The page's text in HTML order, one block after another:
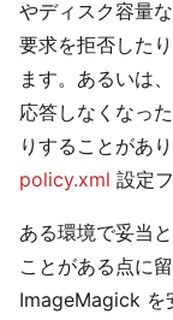
やディスク容量
要求を拒否した
ます。あるいは
応答しなくなっ
りすることがあ
policy.xml 設定
ある環境で妥当
ことがある点に
ImageMagick を